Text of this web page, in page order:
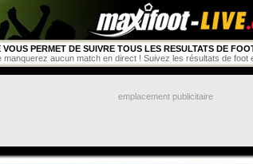
PERMET DE SUIVRE TOUS LES RESULTATS DE
aucun match en direct ! Suivez les résultats de foot
emplacement publicitaire